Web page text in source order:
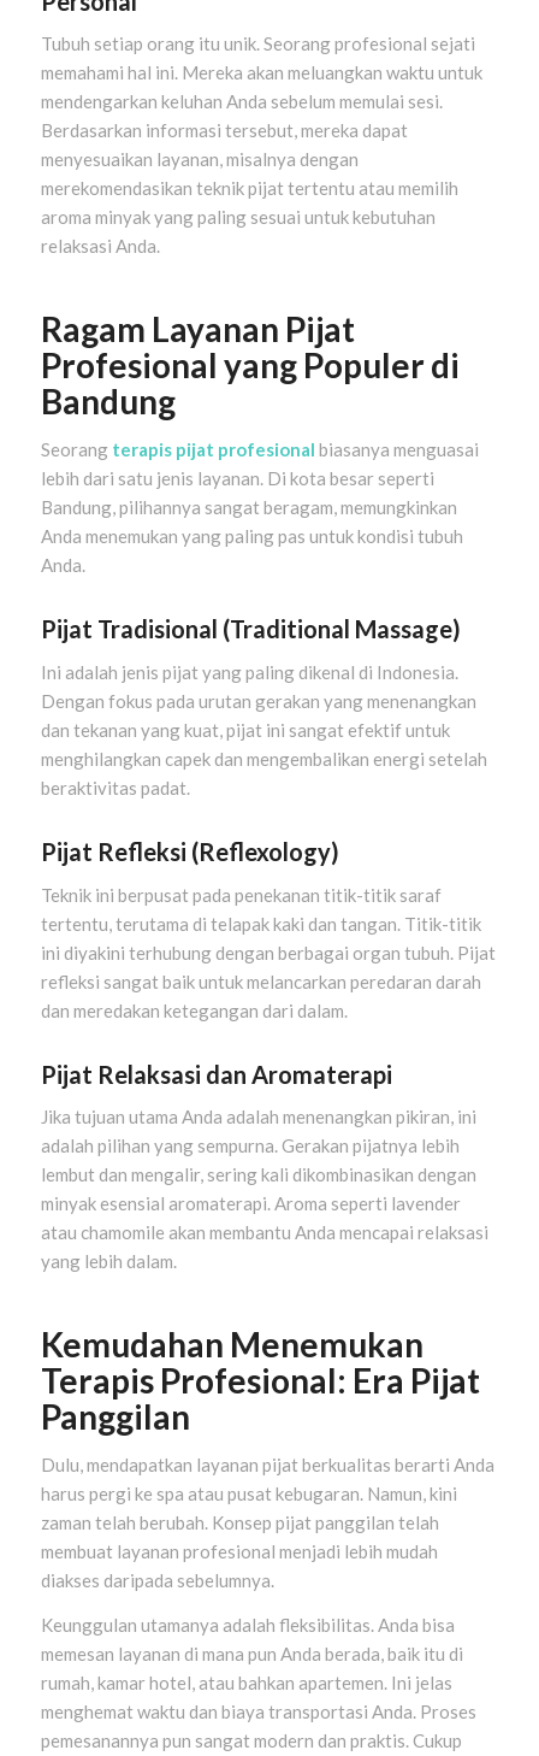
Tubuh setiap orang itu unik. Seorang profesional sejati
memahami hal ini. Mereka akan meluangkan waktu untuk
mendengarkan keluhan Anda sebelum memulai sesi.
Berdasarkan informasi tersebut, mereka dapat
menyesuaikan layanan, misalnya dengan
merekomendasikan teknik pijat tertentu atau memilih
aroma minyak yang paling sesuai untuk kebutuhan
relaksasi Anda.
Ragam Layanan Pijat
Profesional yang Populer di
Bandung
Seorang terapis pijat profesional biasanya menguasai
lebih dari satu jenis layanan. Di kota besar seperti
Bandung, pilihannya sangat beragam, memungkinkan
Anda menemukan yang paling pas untuk kondisi tubuh
Anda.
Pijat Tradisional (Traditional Massage)
Ini adalah jenis pijat yang paling dikenal di Indonesia.
Dengan fokus pada urutan gerakan yang menenangkan
dan tekanan yang kuat, pijat ini sangat efektif untuk
menghilangkan capek dan mengembalikan energi setelah
beraktivitas padat.
Pijat Refleksi (Reflexology)
Teknik ini berpusat pada penekanan titik-titik saraf
tertentu, terutama di telapak kaki dan tangan. Titik-titik
ini diyakini terhubung dengan berbagai organ tubuh. Pijat
refleksi sangat baik untuk melancarkan peredaran darah
dan meredakan ketegangan dari dalam.
Pijat Relaksasi dan Aromaterapi
Jika tujuan utama Anda adalah menenangkan pikiran, ini
adalah pilihan yang sempurna. Gerakan pijatnya lebih
lembut dan mengalir, sering kali dikombinasikan dengan
minyak esensial aromaterapi. Aroma seperti lavender
atau chamomile akan membantu Anda mencapai relaksasi
yang lebih dalam.
Kemudahan Menemukan
Terapis Profesional: Era Pijat
Panggilan
Dulu, mendapatkan layanan pijat berkualitas berarti Anda
harus pergi ke spa atau pusat kebugaran. Namun, kini
zaman telah berubah. Konsep pijat panggilan telah
membuat layanan profesional menjadi lebih mudah
diakses daripada sebelumnya.
Keunggulan utamanya adalah fleksibilitas. Anda bisa
memesan layanan di mana pun Anda berada, baik itu di
rumah, kamar hotel, atau bahkan apartemen. Ini jelas
menghemat waktu dan biaya transportasi Anda. Proses
pemesanannya pun sangat modern dan praktis. Cukup